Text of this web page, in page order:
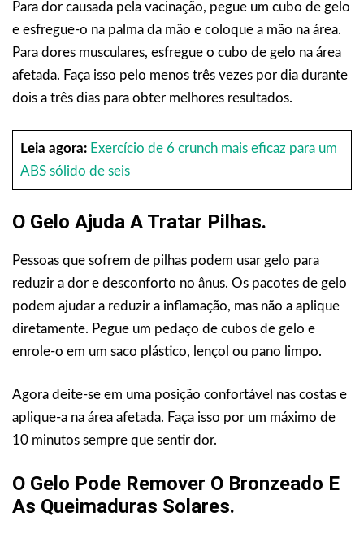
Para dor causada pela vacinação, pegue um cubo de gelo
e esfregue-o na palma da mão e coloque a mão na área.
Para dores musculares, esfregue o cubo de gelo na área
afetada. Faça isso pelo menos três vezes por dia durante
dois a três dias para obter melhores resultados.
Leia agora: Exercício de 6 crunch mais eficaz para um
ABS sólido de seis
O Gelo Ajuda A Tratar Pilhas.
Pessoas que sofrem de pilhas podem usar gelo para
reduzir a dor e desconforto no ânus. Os pacotes de gelo
podem ajudar a reduzir a inflamação, mas não a aplique
diretamente. Pegue um pedaço de cubos de gelo e
enrole-o em um saco plástico, lençol ou pano limpo.
Agora deite-se em uma posição confortável nas costas e
aplique-a na área afetada. Faça isso por um máximo de
10 minutos sempre que sentir dor.
O Gelo Pode Remover O Bronzeado E
As Queimaduras Solares.